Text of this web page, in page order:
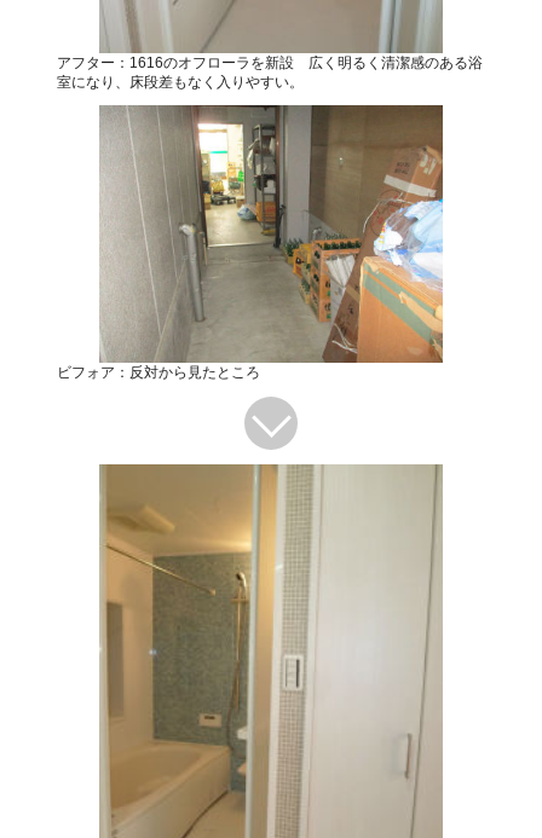
アフター：1616のオフローラを新設 広く明るく清潔感のある浴
室になり、床段差もなく入りやすい。
ビフォア：反対から見たところ